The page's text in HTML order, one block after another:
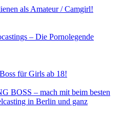
als Amateur / Camgirl!
– Die Pornolegende
für Girls ab 18!
BOSS – mach mit beim besten
in Berlin und ganz